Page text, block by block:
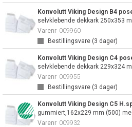
Konvolutt Viking Design B4
selvklebende dekkark 250x353
Varenr 009960
Bestillingsvare (3 dager)
Konvolutt Viking Design C4
selvklebende dekkark 229x324
Varenr 009955
Bestillingsvare (3 dager)
Konvolutt Viking Design C5
gummiert,162x229 mm (500)
Varenr 009932